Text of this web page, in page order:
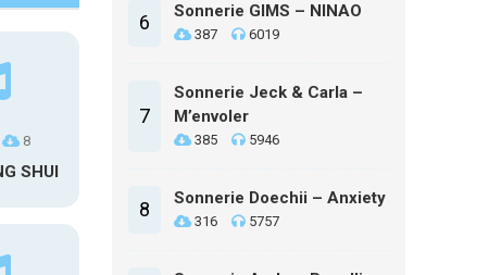
8
SHUI
6 Sonnerie GIMS – NINAO
387 6019
7
Sonnerie Jeck & Carla –
M’envoler
385 5946
8 Sonnerie Doechii – Anxiety
316 5757